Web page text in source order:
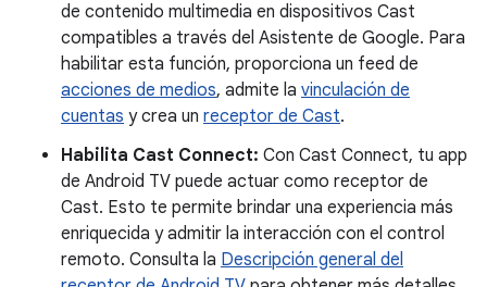
de contenido multimedia en dispositivos Cast
compatibles a través del Asistente de Google. Para
habilitar esta función, proporciona un feed de
acciones de medios, admite la vinculación de
cuentas y crea un receptor de Cast.
Habilita Cast Connect: Con Cast Connect, tu app
de Android TV puede actuar como receptor de
Cast. Esto te permite brindar una experiencia más
enriquecida y admitir la interacción con el control
remoto. Consulta la Descripción general del